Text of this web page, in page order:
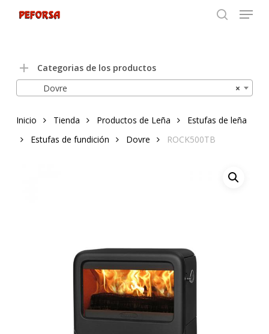
Menu
Categorias de los productos
×
Dovre
Inicio Tienda Productos de Leña
Estufas de leña
Estufas de fundición
Dovre ROCK500TB